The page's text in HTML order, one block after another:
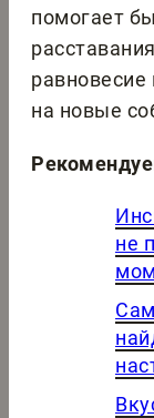
помогает
равновесие
на новые
не